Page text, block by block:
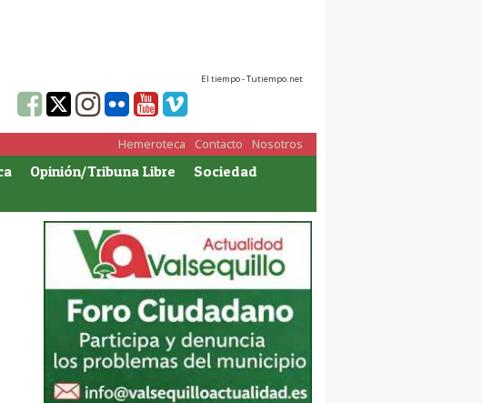
El tiempo - Tutiempo.net
Nosotros
Contacto
Hemeroteca
Opinión/Tribuna Libre
Sociedad